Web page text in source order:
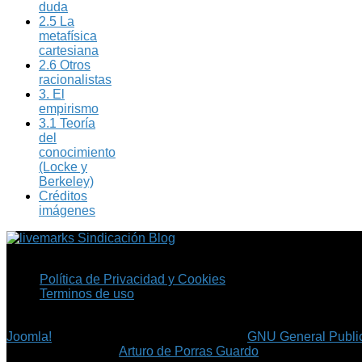
duda
2.5 La
metafísica
cartesiana
2.6 Otros
racionalistas
3. El
empirismo
3.1 Teoría
del
conocimiento
(Locke y
Berkeley)
Créditos
imágenes
Sindicación Blog
Política de Privacidad y Cookies
Terminos de uso
Joomla!
GNU General
©Arturo de Porras Guardo